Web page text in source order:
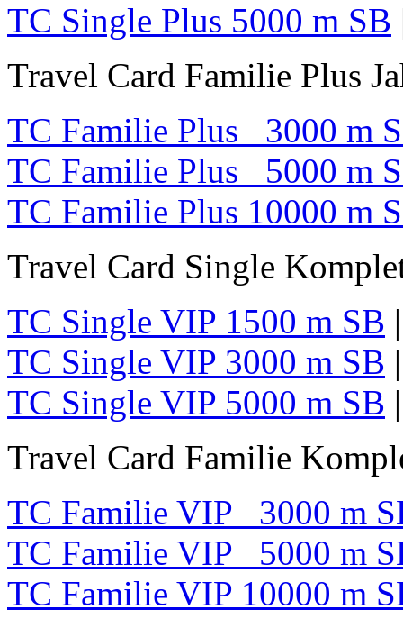
TC Single Plus 5000 m SB
Travel Card Familie Plus
TC Familie Plus 3000 m
TC Familie Plus 5000 m
TC Familie Plus 10000 m
Travel Card Single
TC Single VIP 1500 m SB
TC Single VIP 3000 m SB
TC Single VIP 5000 m SB
Travel Card Familie
TC Familie VIP 3000 m
TC Familie VIP 5000 m
TC Familie VIP 10000 m